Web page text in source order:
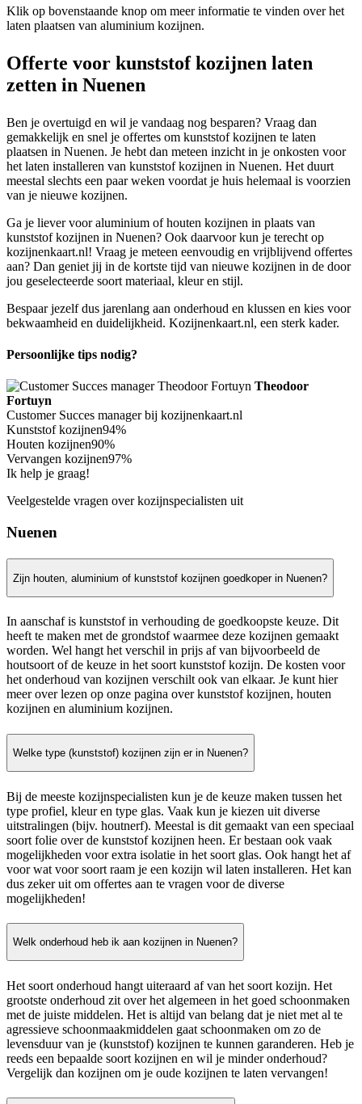
Klik op bovenstaande knop om meer informatie te vinden over het
laten plaatsen van aluminium kozijnen.
Offerte voor kunststof kozijnen laten
zetten in Nuenen
Ben je overtuigd en wil je vandaag nog besparen? Vraag dan
gemakkelijk en snel je offertes om kunststof kozijnen te laten
plaatsen in Nuenen. Je hebt dan meteen inzicht in je onkosten voor
het laten installeren van kunststof kozijnen in Nuenen. Het duurt
meestal slechts een paar weken voordat je huis helemaal is voorzien
van je nieuwe kozijnen.
Ga je liever voor aluminium of houten kozijnen in plaats van
kunststof kozijnen in Nuenen? Ook daarvoor kun je terecht op
kozijnenkaart.nl! Vraag je meteen eenvoudig en vrijblijvend offertes
aan? Dan geniet jij in de kortste tijd van nieuwe kozijnen in de door
jou geselecteerde soort materiaal, kleur en stijl.
Bespaar jezelf dus jarenlang aan onderhoud en klussen en kies voor
bekwaamheid en duidelijkheid. Kozijnenkaart.nl, een sterk kader.
Persoonlijke tips nodig?
Theodoor
Fortuyn
Customer Succes manager bij kozijnenkaart.nl
Kunststof kozijnen94%
Houten kozijnen90%
Vervangen kozijnen97%
Ik help je graag!
Veelgestelde vragen over kozijnspecialisten uit
Nuenen
Zijn houten, aluminium of kunststof kozijnen goedkoper in Nuenen?
In aanschaf is kunststof in verhouding de goedkoopste keuze. Dit
heeft te maken met de grondstof waarmee deze kozijnen gemaakt
worden. Wel hangt het verschil in prijs af van bijvoorbeeld de
houtsoort of de keuze in het soort kunststof kozijn. De kosten voor
het onderhoud van kozijnen verschilt ook van elkaar. Je kunt hier
meer over lezen op onze pagina over kunststof kozijnen, houten
kozijnen en aluminium kozijnen.
Welke type (kunststof) kozijnen zijn er in Nuenen?
Bij de meeste kozijnspecialisten kun je de keuze maken tussen het
type profiel, kleur en type glas. Vaak kun je kiezen uit diverse
uitstralingen (bijv. houtnerf). Meestal is dit gemaakt van een speciaal
soort folie over de kunststof kozijnen heen. Er bestaan ook vaak
mogelijkheden voor extra isolatie in het soort glas. Ook hangt het af
voor wat voor soort raam je een kozijn wil laten installeren. Het kan
dus zeker uit om offertes aan te vragen voor de diverse
mogelijkheden!
Welk onderhoud heb ik aan kozijnen in Nuenen?
Het soort onderhoud hangt uiteraard af van het soort kozijn. Het
grootste onderhoud zit over het algemeen in het goed schoonmaken
met de juiste middelen. Het is altijd van belang dat je niet met al te
agressieve schoonmaakmiddelen gaat schoonmaken om zo de
levensduur van je (kunststof) kozijnen te kunnen garanderen. Heb je
reeds een bepaalde soort kozijnen en wil je minder onderhoud?
Vergelijk dan kozijnen om je oude kozijnen te laten vervangen!